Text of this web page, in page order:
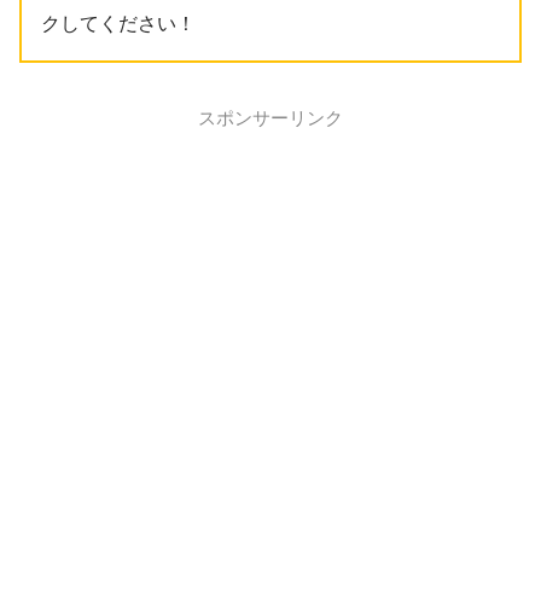
クしてください！
スポンサーリンク